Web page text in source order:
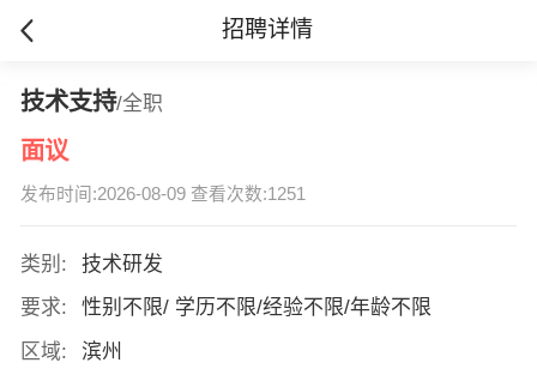
招聘详情
技术支持/全职
面议
发布时间:2026-08-09 查看次数:1251
类别:
技术研发
要求:
性别不限/ 学历不限/经验不限/年龄不限
区域:
滨州